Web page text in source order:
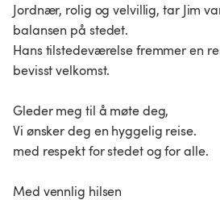
Jordnær, rolig og velvillig, tar Jim
balansen på stedet.
Hans tilstedeværelse fremmer en
bevisst velkomst.
Gleder meg til å møte deg,
Vi ønsker deg en hyggelig reise.
med respekt for stedet og for alle.
Med vennlig hilsen